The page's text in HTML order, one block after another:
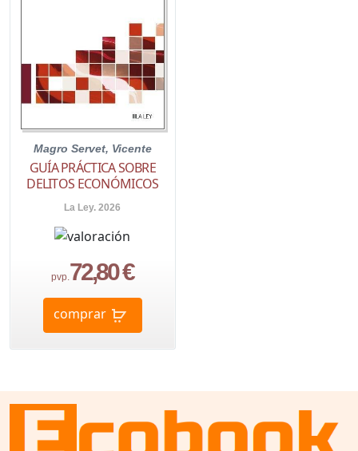
Magro Servet, Vicente
GUÍA PRÁCTICA SOBRE
DELITOS ECONÓMICOS
La Ley. 2026
pvp.72,80 €
comprar